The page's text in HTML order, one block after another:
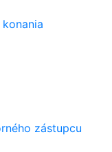
zástupcu